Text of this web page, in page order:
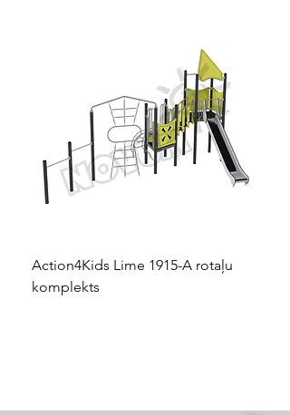
Action4Kids Lime 1915-A rotaļu
komplekts